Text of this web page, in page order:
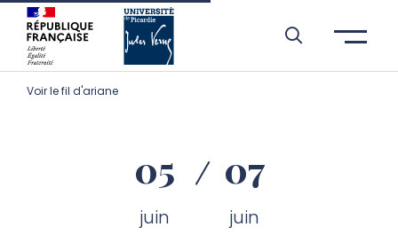
Aller à l’entête de page
Aller au menu principale
Aller au contenu principal
Aller à la recherche
Passer aux cookies
Aller au pied de page
Voir le fil d'ariane
05
juin
07
juin